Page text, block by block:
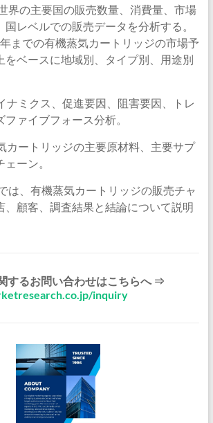
界の主要国の販売数量、消費量、市場
国レベルでの販売データを分析する。
までの有機蒸気カートリッジの市場予
をベースに地域別、タイプ別、用途別
ナミクス、促進要因、阻害要因、トレ
ァイブフォース分析。
カートリッジの主要原材料、主要サプ
ーン。
は、有機蒸気カートリッジの販売チャ
、顧客、調査結果と結論について説明
するお問い合わせはこちらへ ⇒
inquiry